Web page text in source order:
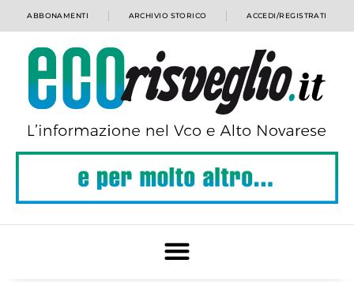
ABBONAMENTI ARCHIVIO STORICO ACCEDI/REGISTRATI